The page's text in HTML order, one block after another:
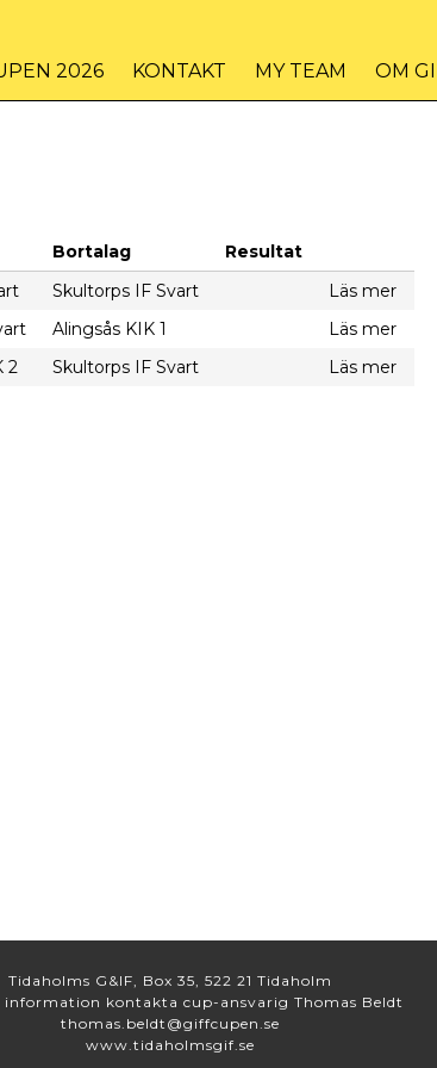
2026 KONTAKT MY TEAM OM
Bortalag
Resultat
Skultorps IF Svart
Läs mer
Alingsås KIK 1
Läs mer
2 Skultorps IF Svart Läs mer
Tidaholms G&IF, Box 35, 522 21 Tidaholm
information kontakta cup-ansvarig Thomas Beldt
thomas.beldt@giffcupen.se
www.tidaholmsgif.se